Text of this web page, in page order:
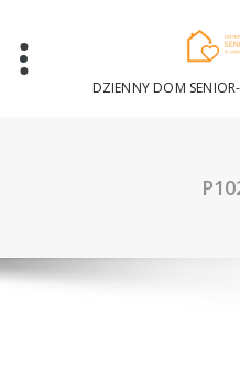
content
DZIENNY DOM